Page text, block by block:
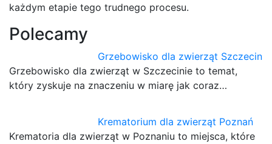
każdym etapie tego trudnego procesu.
Polecamy
Grzebowisko dla zwierząt Szczecin
Grzebowisko dla zwierząt w Szczecinie to temat,
który zyskuje na znaczeniu w miarę jak coraz…
Krematorium dla zwierząt Poznań
Krematoria dla zwierząt w Poznaniu to miejsca, które